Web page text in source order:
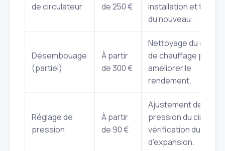
de circulateur
de 250 €
installation et test
du nouveau.
Désembouage
(partiel)
À partir
de 300 €
Nettoyage du circuit
de chauffage pour
améliorer le
rendement.
Réglage de
pression
À partir
de 90 €
Ajustement de la
pression du circuit,
vérification du vase
d'expansion.